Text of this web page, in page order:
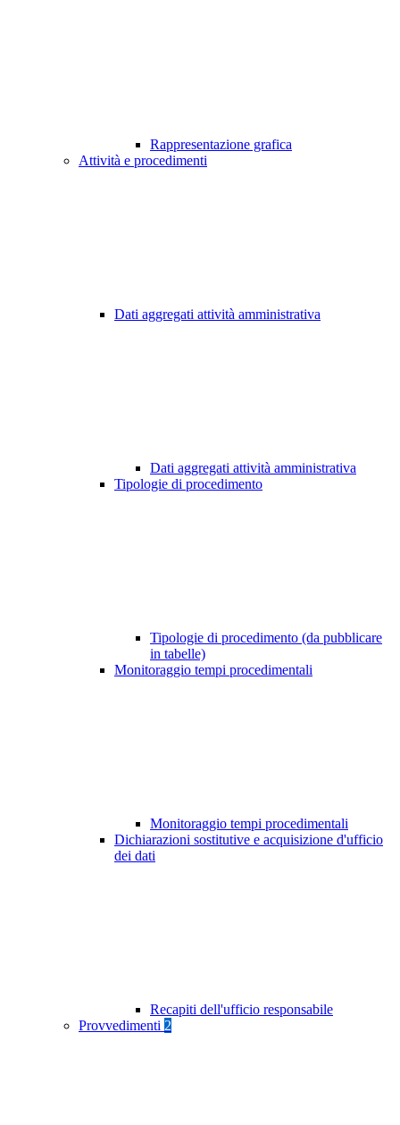
Rappresentazione grafica
Attività e procedimenti
Dati aggregati attività amministrativa
Dati aggregati attività amministrativa
Tipologie di procedimento
Tipologie di procedimento (da pubblicare
in tabelle)
Monitoraggio tempi procedimentali
Monitoraggio tempi procedimentali
Dichiarazioni sostitutive e acquisizione d'ufficio
dei dati
Recapiti dell'ufficio responsabile
Provvedimenti 2